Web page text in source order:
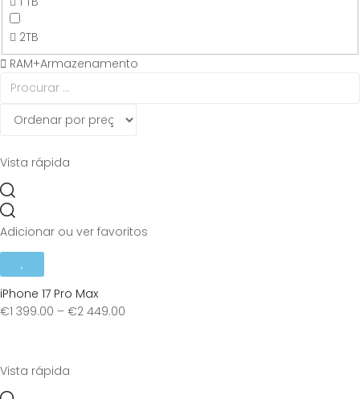
2TB
RAM+Armazenamento
Vista rápida
Adicionar ou ver favoritos
iPhone 17 Pro Max
€1 399.00 – €2 449.00
Vista rápida